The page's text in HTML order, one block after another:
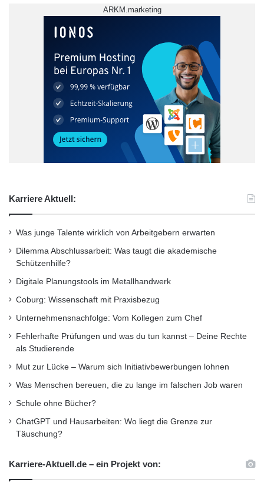
ARKM.marketing
Karriere Aktuell:
Was junge Talente wirklich von Arbeitgebern erwarten
Dilemma Abschlussarbeit: Was taugt die akademische
Schützenhilfe?
Digitale Planungstools im Metallhandwerk
Coburg: Wissenschaft mit Praxisbezug
Unternehmensnachfolge: Vom Kollegen zum Chef
Fehlerhafte Prüfungen und was du tun kannst – Deine Rechte
als Studierende
Mut zur Lücke – Warum sich Initiativbewerbungen lohnen
Was Menschen bereuen, die zu lange im falschen Job waren
Schule ohne Bücher?
ChatGPT und Hausarbeiten: Wo liegt die Grenze zur
Täuschung?
Karriere-Aktuell.de – ein Projekt von: